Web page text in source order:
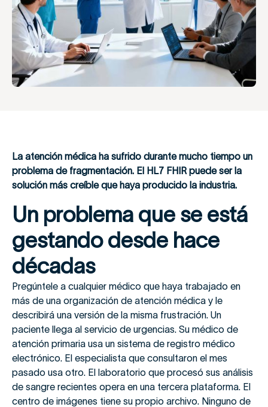
La atención médica ha sufrido durante mucho tiempo un
problema de fragmentación. El HL7 FHIR puede ser la
solución más creíble que haya producido la industria.
Un problema que se está
gestando desde hace
décadas
Pregúntele a cualquier médico que haya trabajado en
más de una organización de atención médica y le
describirá una versión de la misma frustración. Un
paciente llega al servicio de urgencias. Su médico de
atención primaria usa un sistema de registro médico
electrónico. El especialista que consultaron el mes
pasado usa otro. El laboratorio que procesó sus análisis
de sangre recientes opera en una tercera plataforma. El
centro de imágenes tiene su propio archivo. Ninguno de